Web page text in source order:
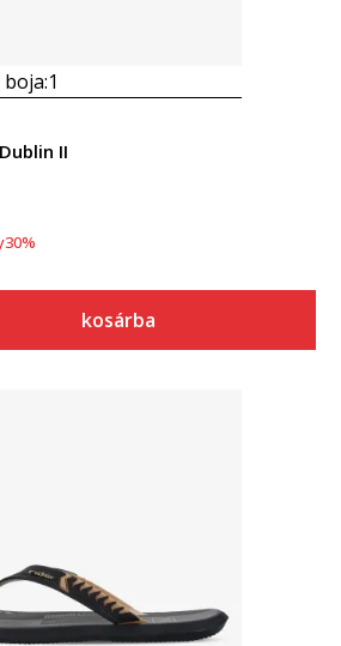
1
II
30%
kosárba